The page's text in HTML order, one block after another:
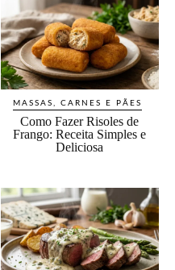
MASSAS, CARNES E PÃES
Como Fazer Risoles de
Frango: Receita Simples e
Deliciosa